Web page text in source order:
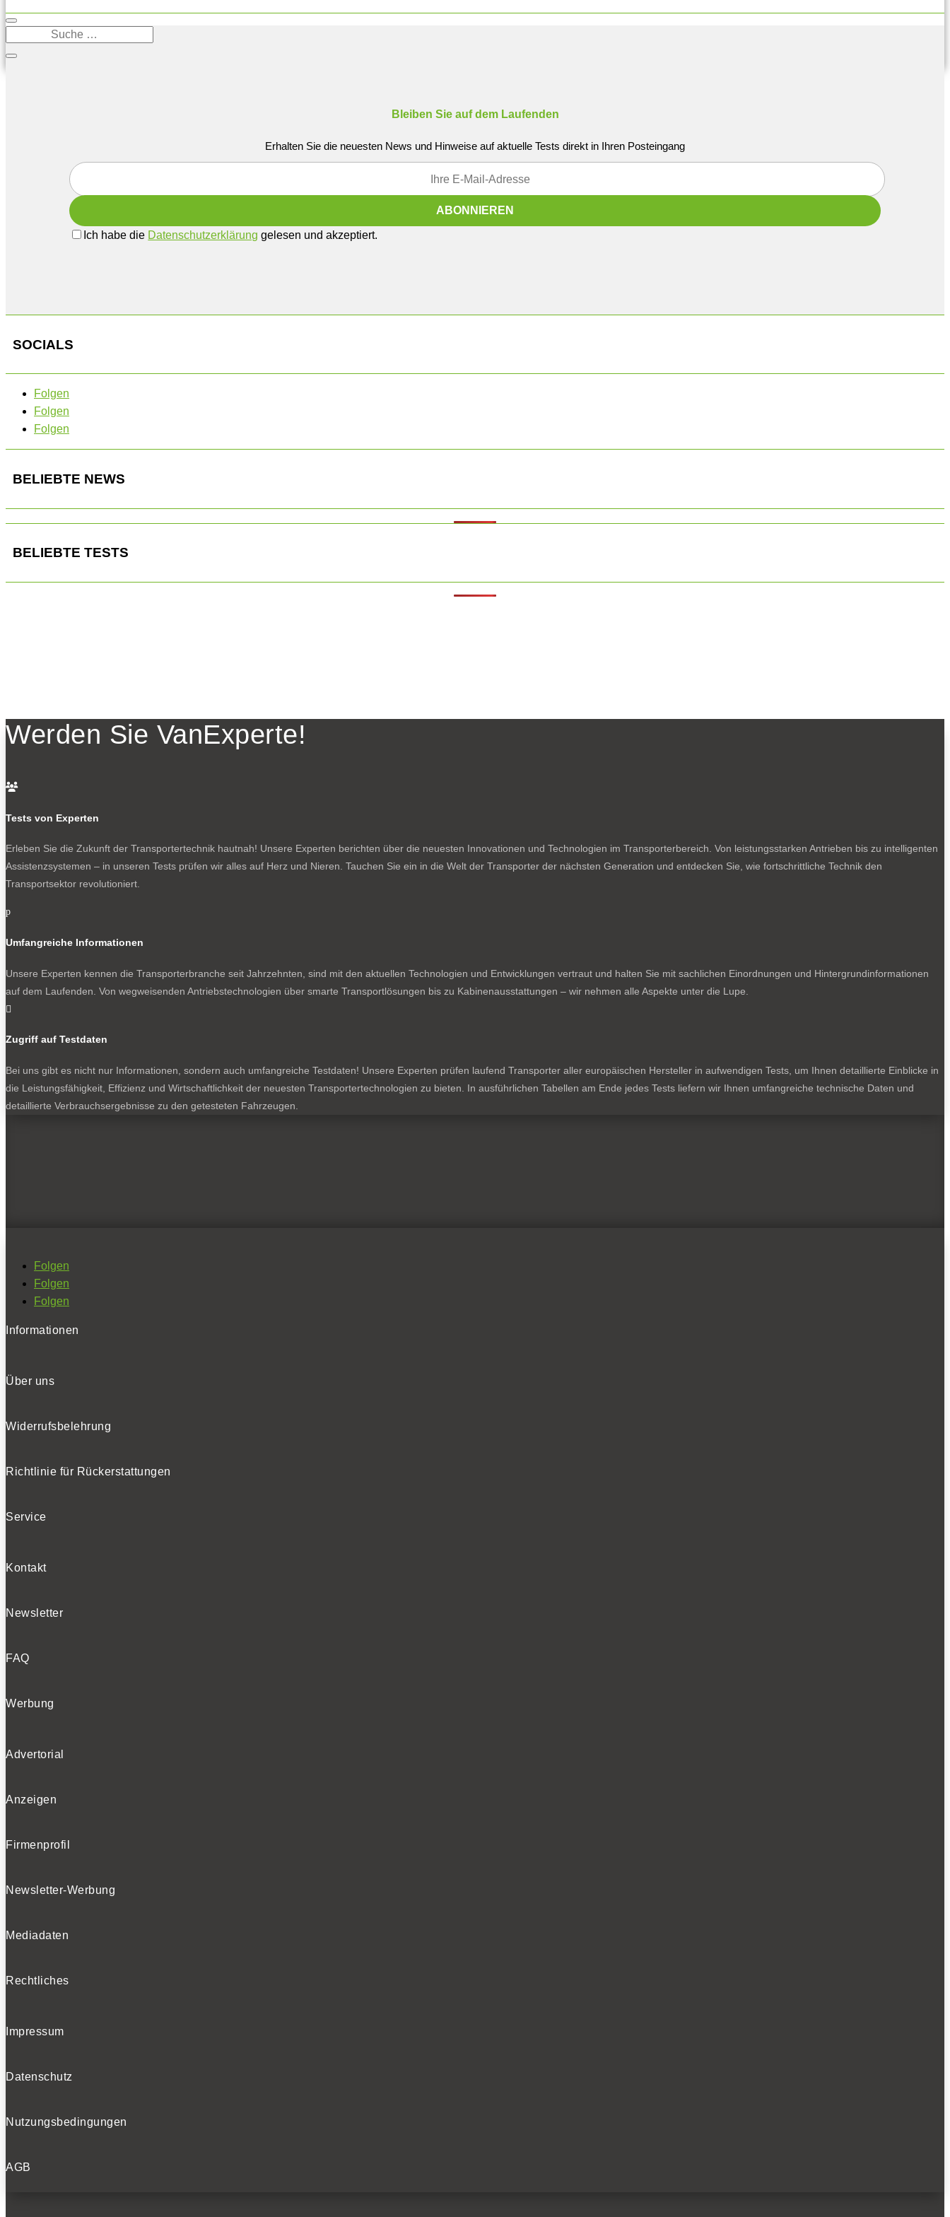
Bleiben Sie auf dem Laufenden
Erhalten Sie die neuesten News und Hinweise auf aktuelle Tests direkt in Ihren Posteingang
Ich habe die Datenschutzerklärung gelesen und akzeptiert.
SOCIALS
Folgen
Folgen
Folgen
BELIEBTE NEWS
BELIEBTE TESTS
Werden Sie VanExperte!

Tests von Experten
Erleben Sie die Zukunft der Transportertechnik hautnah! Unsere Experten berichten über die neuesten Innovationen und Technologien im Transporterbereich. Von leistungsstarken Antrieben bis zu intelligenten
Assistenzsystemen – in unseren Tests prüfen wir alles auf Herz und Nieren. Tauchen Sie ein in die Welt der Transporter der nächsten Generation und entdecken Sie, wie fortschrittliche Technik den
Transportsektor revolutioniert.
p
Umfangreiche Informationen
Unsere Experten kennen die Transporterbranche seit Jahrzehnten, sind mit den aktuellen Technologien und Entwicklungen vertraut und halten Sie mit sachlichen Einordnungen und Hintergrundinformationen
auf dem Laufenden. Von wegweisenden Antriebstechnologien über smarte Transportlösungen bis zu Kabinenausstattungen – wir nehmen alle Aspekte unter die Lupe.

Zugriff auf Testdaten
Bei uns gibt es nicht nur Informationen, sondern auch umfangreiche Testdaten! Unsere Experten prüfen laufend Transporter aller europäischen Hersteller in aufwendigen Tests, um Ihnen detaillierte Einblicke in
die Leistungsfähigkeit, Effizienz und Wirtschaftlichkeit der neuesten Transportertechnologien zu bieten. In ausführlichen Tabellen am Ende jedes Tests liefern wir Ihnen umfangreiche technische Daten und
detaillierte Verbrauchsergebnisse zu den getesteten Fahrzeugen.
Folgen
Folgen
Folgen
Informationen
Über uns
Widerrufsbelehrung
Richtlinie für Rückerstattungen
Service
Kontakt
Newsletter
FAQ
Werbung
Advertorial
Anzeigen
Firmenprofil
Newsletter-Werbung
Mediadaten
Rechtliches
Impressum
Datenschutz
Nutzungsbedingungen
AGB